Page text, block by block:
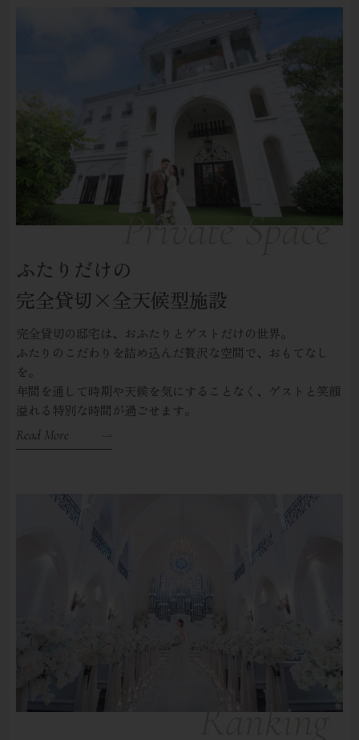
ふたりだけの
完全貸切×全天候型施設
完全貸切の邸宅は、おふたりとゲストだけの世界。
ふたりのこだわりを詰め込んだ贅沢な空間で、おもてなし
を。
年間を通して時期や天候を気にすることなく、ゲストと笑顔
溢れる特別な時間が過ごせます。
Read More